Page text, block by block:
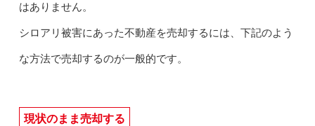
はありません。
シロアリ被害にあった不動産を売却するには、下記のよう
な方法で売却するのが一般的です。
現状のまま売却する